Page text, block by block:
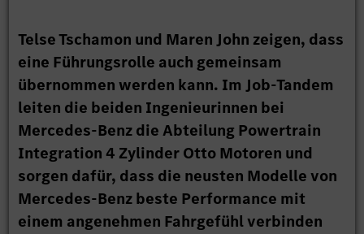
Telse Tschamon und Maren John zeigen, dass
eine Führungsrolle auch gemeinsam
übernommen werden kann. Im Job-Tandem
leiten die beiden Ingenieurinnen bei
Mercedes-Benz die Abteilung Powertrain
Integration 4 Zylinder Otto Motoren und
sorgen dafür, dass die neusten Modelle von
Mercedes-Benz beste Performance mit
einem angenehmen Fahrgefühl verbinden